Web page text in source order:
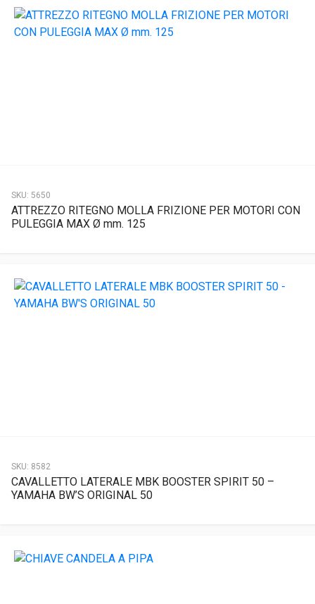
SKU: 5650
ATTREZZO RITEGNO MOLLA FRIZIONE PER MOTORI CON
PULEGGIA MAX Ø mm. 125
SKU: 8582
CAVALLETTO LATERALE MBK BOOSTER SPIRIT 50 –
YAMAHA BW’S ORIGINAL 50